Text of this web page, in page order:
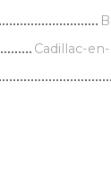
Cadillac-